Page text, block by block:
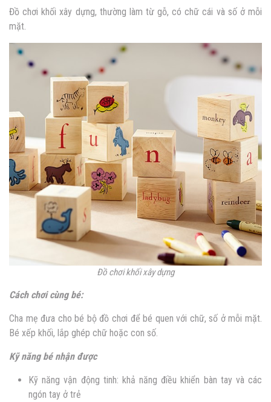
Đồ chơi khối xây dựng, thường làm từ gỗ, có chữ cái và số ở mỗi
mặt.
Đồ chơi khối xây dựng
Cách chơi cùng bé:
Cha mẹ đưa cho bé bộ đồ chơi để bé quen với chữ, số ở mỗi mặt.
Bé xếp khối, lắp ghép chữ hoặc con số.
Kỹ năng bé nhận được
Kỹ năng vận động tinh: khả năng điều khiển bàn tay và các
ngón tay ở trẻ